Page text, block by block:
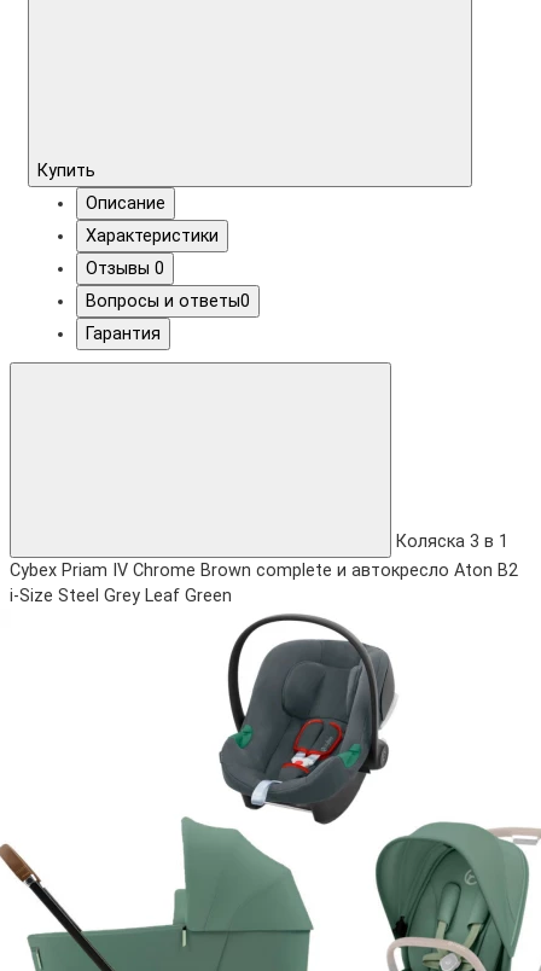
Купить
Описание
Характеристики
Отзывы 0
Вопросы и ответы0
Гарантия
Коляска 3 в 1
Cybex Priam IV Chrome Brown complete и автокресло Aton B2
i-Size Steel Grey Leaf Green